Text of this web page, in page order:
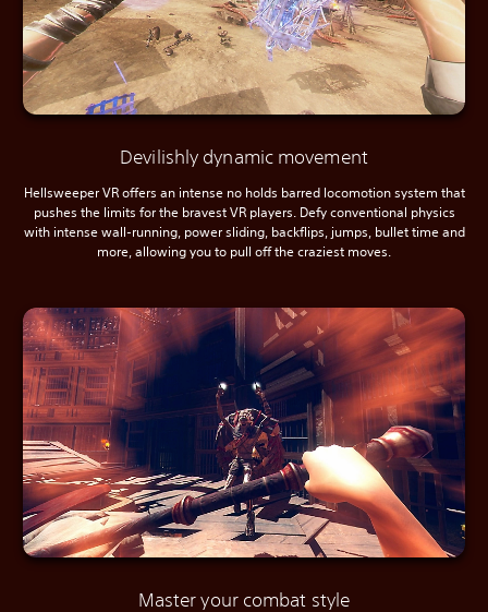
Devilishly dynamic movement
Hellsweeper VR offers an intense no holds barred locomotion system that
pushes the limits for the bravest VR players. Defy conventional physics
with intense wall-running, power sliding, backflips, jumps, bullet time and
more, allowing you to pull off the craziest moves.
Master your combat style